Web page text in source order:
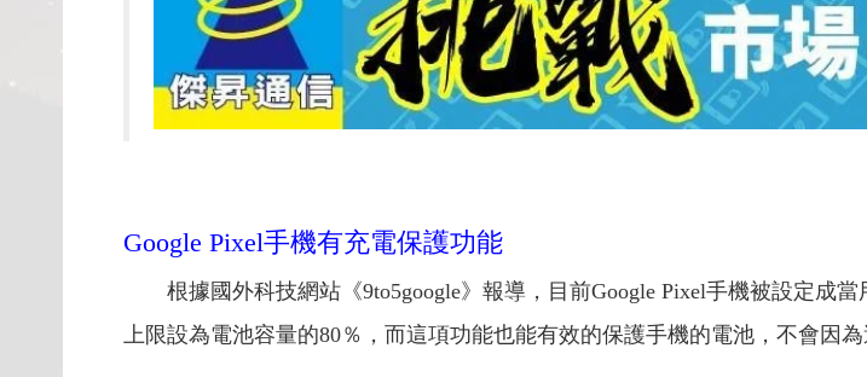
Google Pixel手機有充電保護功能
根據國外科技網站《9to5google》報導，目前Google Pixel手機被設定成
上限設為電池容量的80％，而這項功能也能有效的保護手機的電池，不會因為